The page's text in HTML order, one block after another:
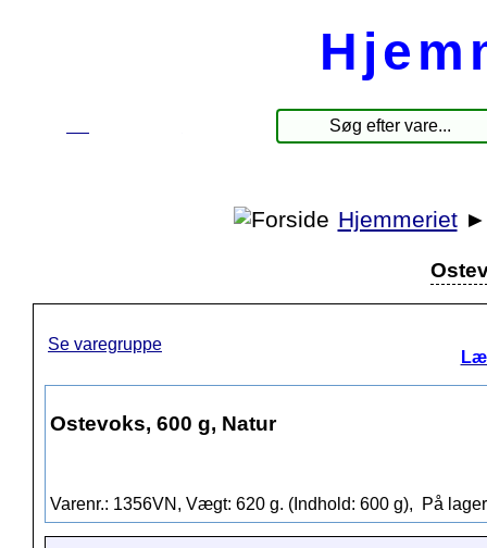
Hjemmeriet
Se varegruppe
Ostevoks, 600 g, Natur
Varenr.: 1356VN, Vægt: 620 g. (Indhold: 600 g), På lager